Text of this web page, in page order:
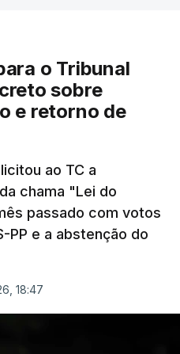
justo e transparente".
reduzir burocracias,
que os apoios
estaremos a dar
argumenta o
é
deixa alguns
dimensão "deve ter
o Tribunal
sobre
e retorno de
ao TC a
chama "Lei do
passado com votos
PP e a abstenção do
18:47